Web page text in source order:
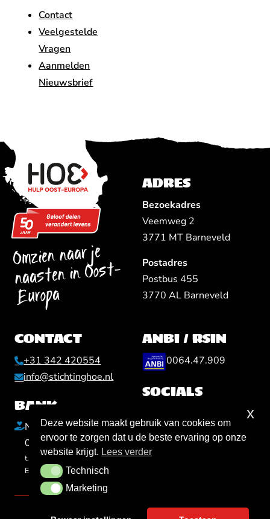
Deze website maakt gebruik van cookies om
ervoor te zorgen dat u de beste ervaring op onze
website krijgt. Lees verder
TechnischTechnisch
MarketingMarketing
x
Contact
Veelgestelde
Vragen
Aanmelden
Nieuwsbrief
Omzien naar je
naasten in Oost-
Europa
ADRES
Bezoekadres
Veemweg 2
3771 MT Barneveld
Postadres
Postbus 455
3770 AL Barneveld
CONTACT
+31 342 420554
info@stichtinghoe.nl
BANK
NL84 INGB 0000
0088 87
t.n.v. Stichting Hulp Oost-
Europa
ANBI / RSIN
0064.47.909
SOCIALS
HELP MEE
Copyright Stichting Hulp Oost-Europa © 2026